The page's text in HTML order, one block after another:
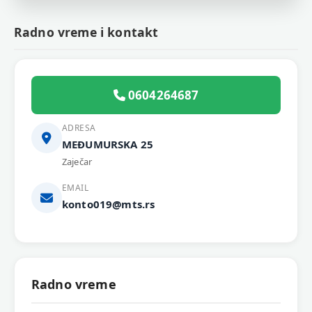
Radno vreme i kontakt
0604264687
ADRESA
MEĐUMURSKA 25
Zaječar
EMAIL
konto019@mts.rs
Radno vreme